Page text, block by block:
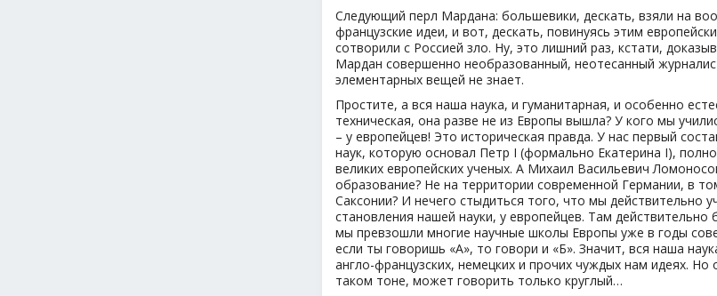
Следующий перл Мардана: большевики, дескать, взяли на
французские идеи, и вот, дескать, повинуясь этим
сотворили с Россией зло. Ну, это лишний раз, кстати,
Мардан совершенно необразованный, неотесанный
элементарных вещей не знает.
Простите, а вся наша наука, и гуманитарная, и особенно
техническая, она разве не из Европы вышла? У кого мы
– у европейцев! Это историческая правда. У нас первый
наук, которую основал Петр I (формально Екатерина I),
великих европейских ученых. А Михаил Васильевич
образование? Не на территории современной Германии, в
Саксонии? И нечего стыдиться того, что мы действительно
становления нашей науки, у европейцев. Там действительно
мы превзошли многие научные школы Европы уже в годы
если ты говоришь «А», то говори и «Б». Значит, вся наша
англо-французских, немецких и прочих чуждых нам идеях.
таком тоне, может говорить только круглый…